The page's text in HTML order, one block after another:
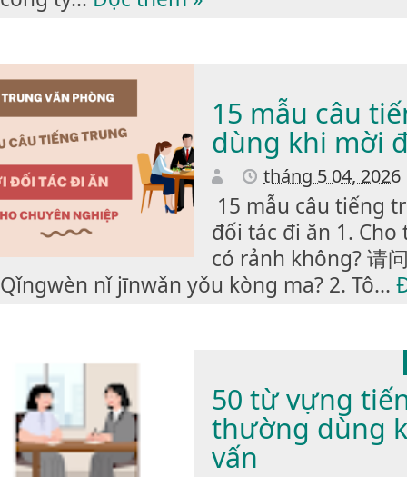
15 mẫu câu
dùng khi mời
tháng 5 04, 2026
15 mẫu câu tiếng
đối tác đi ăn 1.
có rảnh không? 请
Qǐngwèn nǐ jīnwǎn yǒu kòng ma? 2. Tô...
50 từ vựng
thường dùng
vấn